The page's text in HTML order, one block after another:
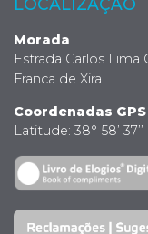
LOCALIZAÇÃO
Morada
Estrada Carlos Lima
Franca de Xira
Coordenadas GPS
Latitude: 38° 58’ 37’’